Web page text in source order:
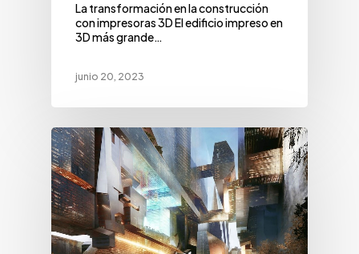
La transformación en la construcción
con impresoras 3D El edificio impreso en
3D más grande…
junio 20, 2023